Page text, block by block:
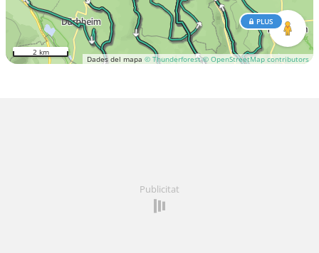
Dades del mapa © Thunderforest © OpenStreetMap contributors
PLUS
2 km
Publicitat